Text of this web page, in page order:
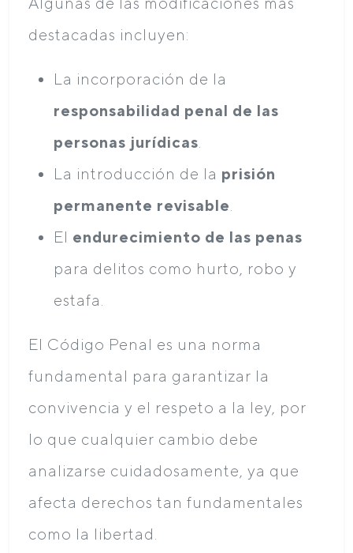
destacadas incluyen:
La incorporación de la
responsabilidad penal de las
personas jurídicas
La introducción de la prisión
permanente revisable
El endurecimiento de las penas
para delitos como hurto, robo y
estafa.
El Código Penal es una norma
fundamental para garantizar la
convivencia y el respeto a la ley, por
lo que cualquier cambio debe
analizarse cuidadosamente, ya que
afecta derechos tan fundamentales
como la libertad.